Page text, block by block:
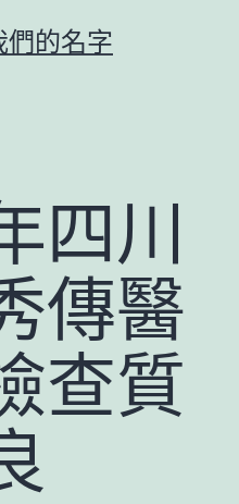
們的名字
四川
傳醫
查質